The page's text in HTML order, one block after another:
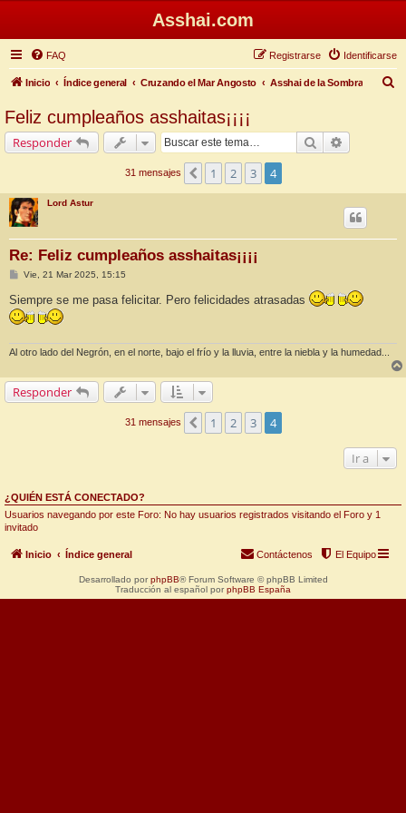
Asshai.com
FAQ Identificarse
Registrarse
Inicio Índice general Cruzando el Mar Angosto Asshai de la Sombra
Feliz cumpleaños asshaitas¡¡¡¡
Responder Buscar
31 mensajes Anterior
1 2 3 4
Lord Astur
Re: Feliz cumpleaños asshaitas¡¡¡¡
M
s
a
j
Vie, 21 Mar 2025, 15:15
Siempre se me pasa felicitar. Pero felicidades atrasadas
Al otro lado del Negrón, en el norte, bajo el frío y la lluvia, entre la niebla y la humedad...
Responder
31 mensajes Anterior
1 2 3 4
Ir a
¿QUIÉN ESTÁ CONECTADO?
Usuarios navegando por este Foro: No hay usuarios registrados visitando el Foro y 1
invitado
Inicio Índice general El Equipo
Contáctenos
Desarrollado por phpBB® Forum Software © phpBB Limited
Traducción al español por phpBB España